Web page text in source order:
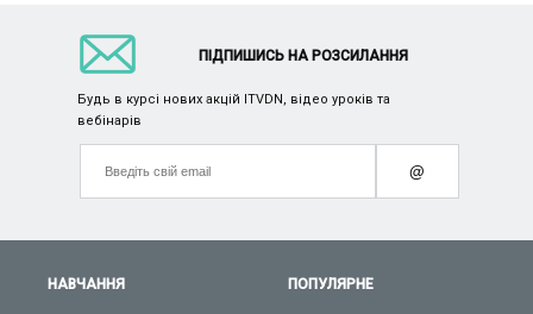
НАВЧАННЯ ПОПУЛЯРНЕ
ПІДПИШИСЬ НА РОЗСИЛАННЯ
Будь в курсі нових акцій ITVDN, відео уроків та
вебінарів
@